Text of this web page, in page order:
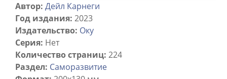
Автор: Дейл Карнеги
Год издания: 2023
Издательство: Оку
Серия: Нет
Количество страниц: 224
Раздел: Саморазвитие